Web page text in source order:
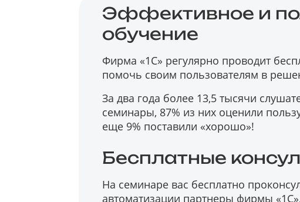
Эффективное и
обучение
Фирма «1С» регулярно проводит
помочь своим пользователям в
За два года более 13,5 тысячи
семинары, 87% из них оценили
еще 9% поставили «хорошо»!
Бесплатные
На семинаре вас бесплатно
автоматизации партнеры фирмы